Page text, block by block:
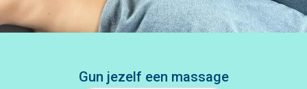
Gun jezelf een massage